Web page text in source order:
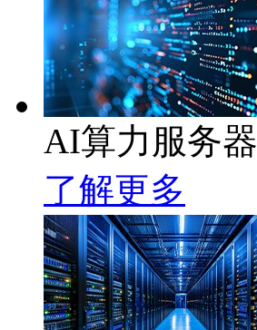
AI算力服务器
了解更多